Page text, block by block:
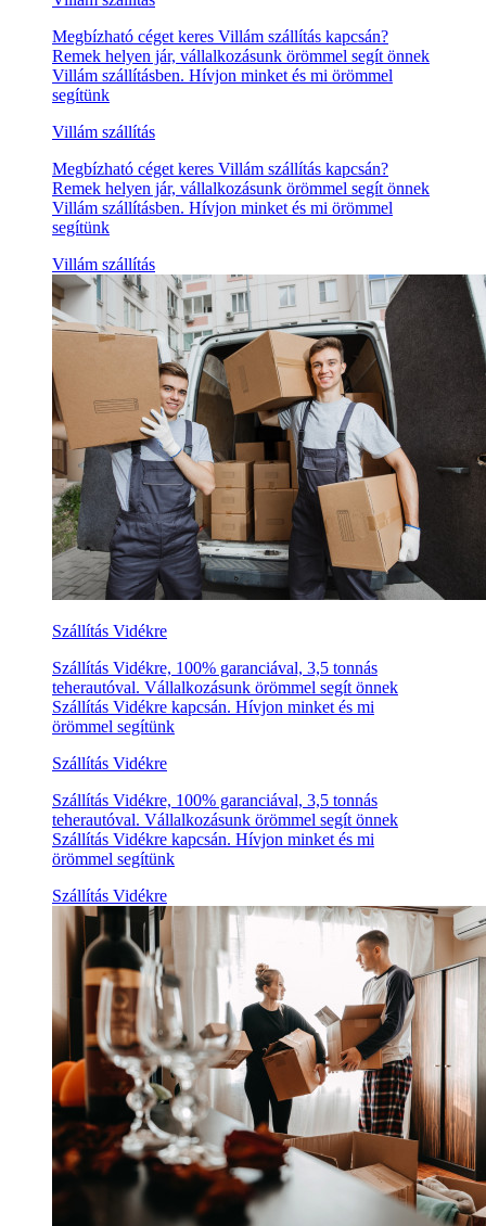
Megbízható céget keres Villám szállítás kapcsán?
Remek helyen jár, vállalkozásunk örömmel segít önnek
Villám szállításben. Hívjon minket és mi örömmel
segítünk
Villám szállítás
Megbízható céget keres Villám szállítás kapcsán?
Remek helyen jár, vállalkozásunk örömmel segít önnek
Villám szállításben. Hívjon minket és mi örömmel
segítünk
Villám szállítás
Szállítás Vidékre
Szállítás Vidékre, 100% garanciával, 3,5 tonnás
teherautóval. Vállalkozásunk örömmel segít önnek
Szállítás Vidékre kapcsán. Hívjon minket és mi
örömmel segítünk
Szállítás Vidékre
Szállítás Vidékre, 100% garanciával, 3,5 tonnás
teherautóval. Vállalkozásunk örömmel segít önnek
Szállítás Vidékre kapcsán. Hívjon minket és mi
örömmel segítünk
Szállítás Vidékre